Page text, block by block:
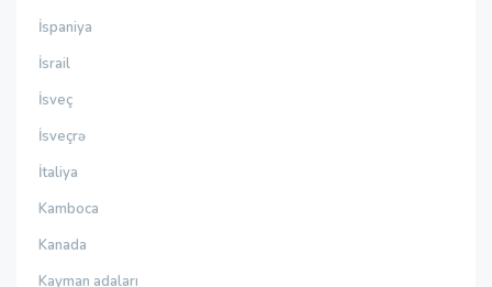
İspaniya
İsrail
İsveç
İsveçrə
İtaliya
Kamboca
Kanada
Kayman adaları